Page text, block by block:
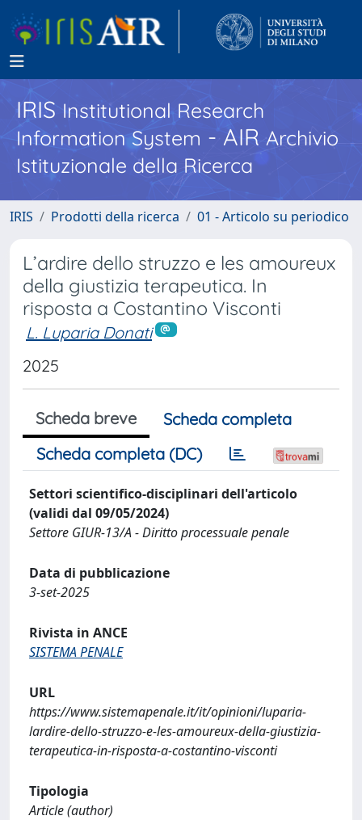
IRISInstitutional Research
Information System - AIR Archivio
Istituzionale della Ricerca
IRIS Prodotti della ricerca 01 - Articolo su periodico
L’ardire dello struzzo e les amoureux
della giustizia terapeutica. In
risposta a Costantino Visconti
L. Luparia Donati
2025
Scheda breve
Scheda completa
Scheda completa (DC)
Settori scientifico-disciplinari dell'articolo
(validi dal 09/05/2024)
Settore GIUR-13/A - Diritto processuale penale
Data di pubblicazione
3-set-2025
Rivista in ANCE
SISTEMA PENALE
URL
https://www.sistemapenale.it/it/opinioni/luparia-
lardire-dello-struzzo-e-les-amoureux-della-giustizia-
terapeutica-in-risposta-a-costantino-visconti
Tipologia
Article (author)